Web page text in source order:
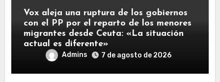
Vox aleja una ruptura de los gobiernos
con el PP por el reparto de los menores
migrantes desde Ceuta: «La situación
actual es diferente»
Admins 7 de agosto de 2026